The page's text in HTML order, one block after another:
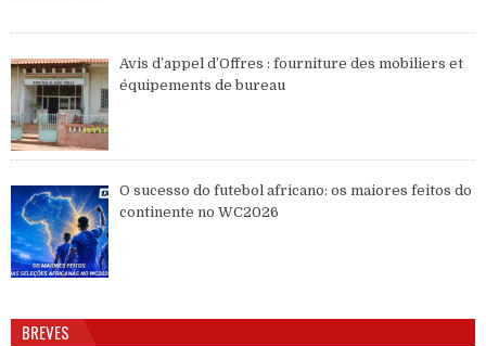
Avis d’appel d’Offres : fourniture des mobiliers et
équipements de bureau
O sucesso do futebol africano: os maiores feitos do
continente no WC2026
BREVES